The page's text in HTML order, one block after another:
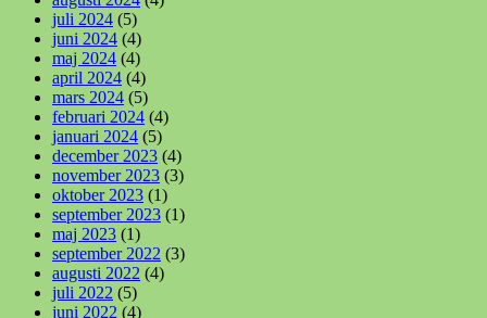
juli 2024 (5)
juni 2024 (4)
maj 2024 (4)
april 2024 (4)
mars 2024 (5)
februari 2024 (4)
januari 2024 (5)
december 2023 (4)
november 2023 (3)
oktober 2023 (1)
september 2023 (1)
maj 2023 (1)
september 2022 (3)
augusti 2022 (4)
juli 2022 (5)
juni 2022 (4)